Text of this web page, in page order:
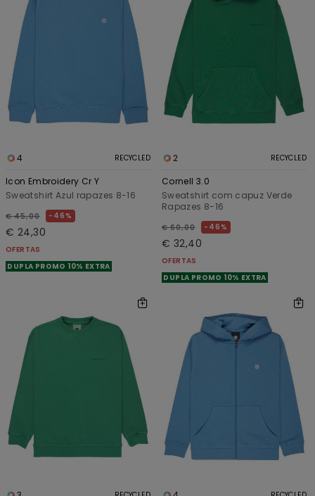
4 RECYCLED
Icon Embroidery Cr Y
Sweatshirt Azul rapazes 8-16
€ 45,00 46%
€ 24,30
OFERTAS
DUPLA PROMO 10% EXTRA
2 RECYCLED
Cornell 3.0
Sweatshirt com capuz Verde
Rapazes 8-16
€ 60,00 46%
€ 32,40
OFERTAS
DUPLA PROMO 10% EXTRA